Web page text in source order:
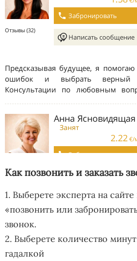
Как позвонить и заказать
1. Выберете эксперта на
«позвонить или
звонок.
2. Выберете количество
гадалкой